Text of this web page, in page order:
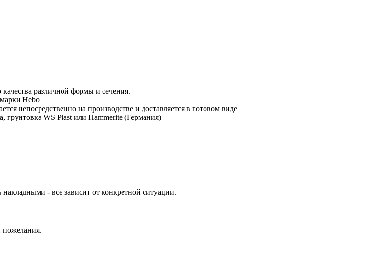
качества различной формы и сечения.
Hebo
непосредственно на производстве и доставляется в готовом виде
грунтовка WS Plast или Hammerite (Германия)
- все зависит от конкретной ситуации.